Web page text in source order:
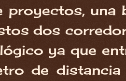
proyectos, una
dos
ya que
de